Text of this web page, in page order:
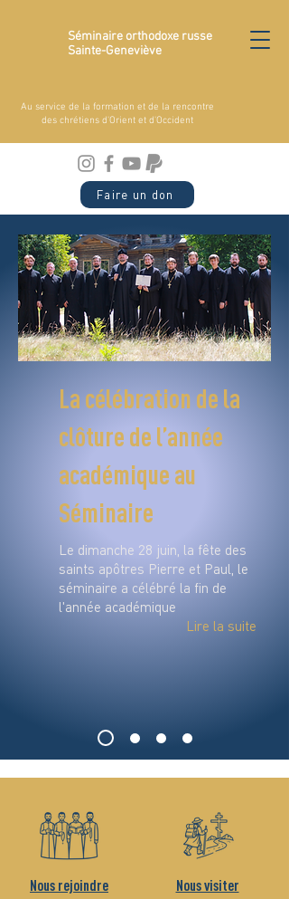
Séminaire orthodoxe russe
Sainte-Geneviève
Au service de la formation et de la rencontre
des chrétiens d'Orient et d'Occident
Faire un don
La célébration de la
clôture de l’année
académique au
Séminaire
Le dimanche 28 juin, la fête des
saints apôtres Pierre et Paul, le
séminaire a célébré la fin de
l'année académique
Lire la suite
Nous rejoindre Nous visiter